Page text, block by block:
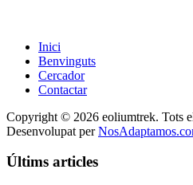
Inici
Benvinguts
Cercador
Contactar
Copyright © 2026 eoliumtrek. Tots
Desenvolupat per
Últims articles